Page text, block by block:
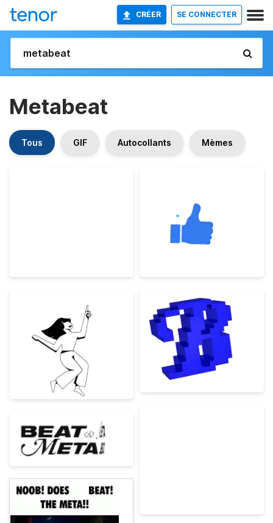
CRÉER SE CONNECTER
Metabeat
Tous GIF Autocollants Mèmes